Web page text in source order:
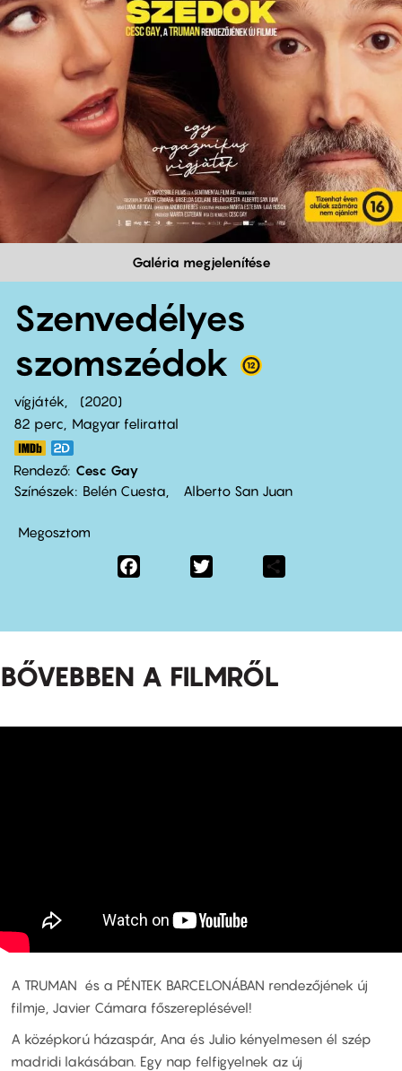
Galéria megjelenítése
Szenvedélyes
szomszédok
vígjáték
2020
82 perc,
Magyar felirattal
Rendező Cesc Gay
Színészek
Belén Cuesta Alberto San Juan
Megosztom
Facebook
BŐVEBBEN A FILMRŐL
A TRUMAN és a PÉNTEK BARCELONÁBAN rendezőjének új
filmje, Javier Cámara főszereplésével!
A középkorú házaspár, Ana és Julio kényelmesen él szép
madridi lakásában. Egy nap felfigyelnek az új